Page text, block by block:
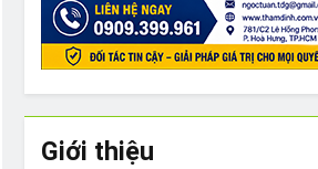
Giới thiệu